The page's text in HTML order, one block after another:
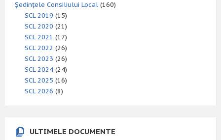
Ședințele Consiliului Local (160)
SCL 2019 (15)
SCL 2020 (21)
SCL 2021 (17)
SCL 2022 (26)
SCL 2023 (26)
SCL 2024 (24)
SCL 2025 (16)
SCL 2026 (8)
ULTIMELE DOCUMENTE